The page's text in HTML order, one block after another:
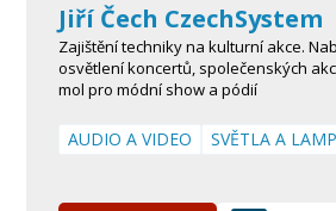
Jiří Čech CzechSystem
Zajištění techniky na kulturní akce.
osvětlení koncertů, společenských
mol pro módní show a pódií
AUDIO A VIDEO SVĚTLA A